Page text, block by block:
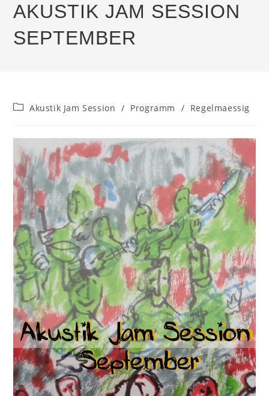
AKUSTIK JAM SESSION
SEPTEMBER
Beitrags-
Akustik Jam Session / Programm / Regelmaessig